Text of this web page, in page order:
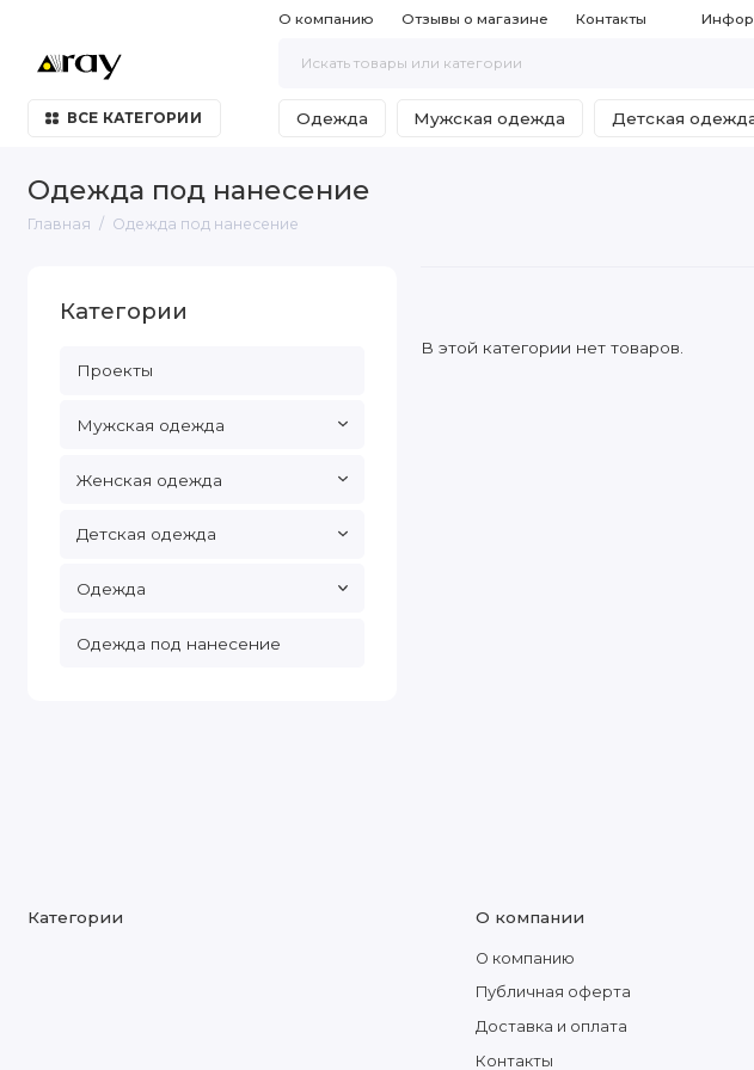
О компанию Отзывы о магазине Контакты
ВСЕ КАТЕГОРИИ Одежда Мужская одежда Детская
Одежда под нанесение
Главная Одежда под нанесение
Категории
Проекты
Мужская одежда
Женская одежда
Детская одежда
Одежда
Одежда под нанесение
В этой категории нет товаров.
Категории О компании
О компанию
Публичная оферта
Доставка и оплата
Контакты